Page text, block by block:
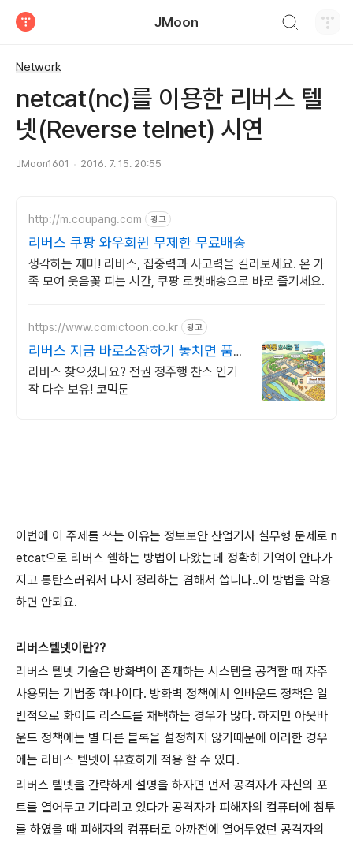
JMoon
Network
netcat(nc)를 이용한 리버스 텔
넷(Reverse telnet) 시연
JMoon1601 2016. 7. 15. 20:55
http://m.coupang.com 광고
리버스 쿠팡 와우회원 무제한 무료배송
생각하는 재미! 리버스, 집중력과 사고력을 길러보세요. 온 가
족 모여 웃음꽃 피는 시간, 쿠팡 로켓배송으로 바로 즐기세요.
https://www.comictoon.co.kr 광고
리버스 지금 바로소장하기 놓치면 품절
판타지 전권세트
리버스 찾으셨나요? 전권 정주행 찬스 인기
작 다수 보유! 코믹툰
이번에 이 주제를 쓰는 이유는 정보보안 산업기사 실무형 문제로 n
etcat으로 리버스 쉘하는 방법이 나왔는데 정확히 기억이 안나가
지고 통탄스러워서 다시 정리하는 겸해서 씁니다..이 방법을 악용
하면 안되요.
리버스텔넷이란??
리버스 텔넷 기술은 방화벽이 존재하는 시스템을 공격할 때 자주
사용되는 기법중 하나이다. 방화벽 정책에서 인바운드 정책은 일
반적으로 화이트 리스트를 채택하는 경우가 많다. 하지만 아웃바
운드 정책에는 별 다른 블록을 설정하지 않기때문에 이러한 경우
에는 리버스 텔넷이 유효하게 적용 할 수 있다.
리버스 텔넷을 간략하게 설명을 하자면 먼저 공격자가 자신의 포
트를 열어두고 기다리고 있다가 공격자가 피해자의 컴퓨터에 침투
를 하였을 때 피해자의 컴퓨터로 아까전에 열어두었던 공격자의